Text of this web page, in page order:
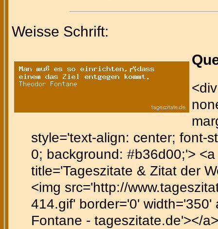
Weisse Schrift:
style='text-align: center; font-
0; background: #b36d00;'>
title='Tageszitate & Zitat der
<img src='http://
414.gif' border='0'
Fontane - tageszitate.de'></